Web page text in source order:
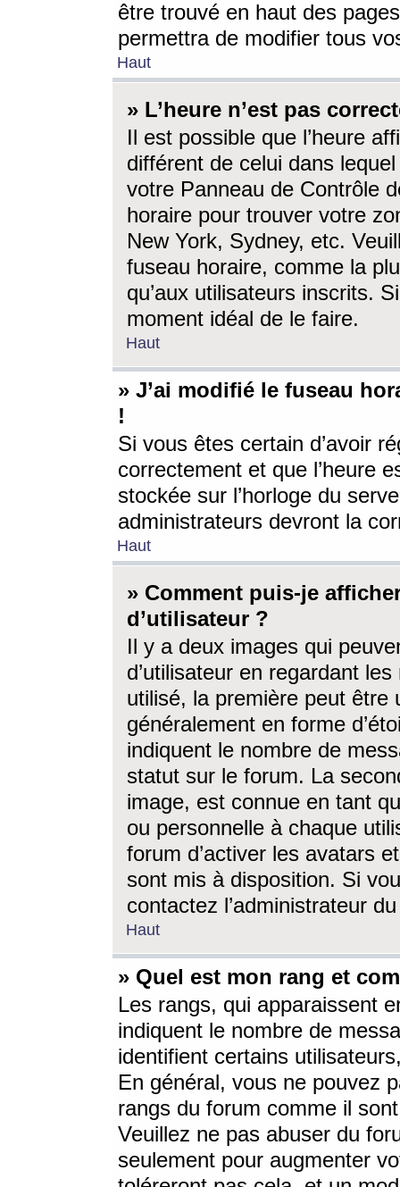
être trouvé en haut des
permettra de modifier tous
Haut
» L’heure n’est pas
Il est possible que l’heure
différent de celui dans
votre Panneau de Contrôle
horaire pour trouver votre
New York, Sydney, etc.
fuseau horaire, comme la
qu’aux utilisateurs inscrits.
moment idéal de le faire.
Haut
» J’ai modifié le fuseau
!
Si vous êtes certain d’avoir
correctement et que l’heure
stockée sur l’horloge du
administrateurs devront la
Haut
» Comment puis-je
d’utilisateur ?
Il y a deux images qui
d’utilisateur en regardant
utilisé, la première peut être
généralement en forme
indiquent le nombre de
statut sur le forum. La
image, est connue en tant
ou personnelle à chaque
forum d’activer les avatars
sont mis à disposition. Si
contactez l’administrateur
Haut
» Quel est mon rang et
Les rangs, qui apparaissent
indiquent le nombre de
identifient certains
En général, vous ne pouvez
rangs du forum comme il
Veuillez ne pas abuser du
seulement pour augmenter